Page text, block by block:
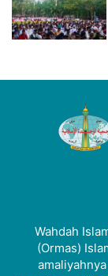
Wahdah
(Ormas)